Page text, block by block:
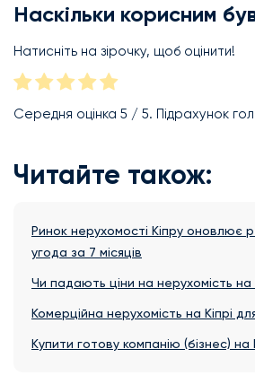
Наскільки корисним
Натисніть на зірочку, щоб оцінити!
Середня оцінка 5 / 5. Підрахунок
Читайте також:
Ринок нерухомості Кіпру оновлює
угода за 7 місяців
Чи падають ціни на нерухомість на
Комерційна нерухомість на Кіпрі
Купити готову компанію (бізнес) на